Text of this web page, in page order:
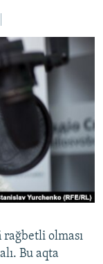
rağbetli olması
Bu aqta